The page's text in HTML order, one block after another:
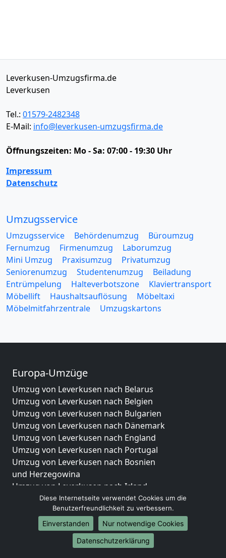
Leverkusen-Umzugsfirma.de
Leverkusen
Tel.: 01579-2482348
E-Mail: info@leverkusen-umzugsfirma.de
Öffnungszeiten: Mo - Sa: 07:00 - 19:30 Uhr
Impressum
Datenschutz
Umzugsservice
Umzugsservice Behördenumzug
Büroumzug
Fernumzug
Firmenumzug
Laborumzug
Mini Umzug
Praxisumzug
Privatumzug
Seniorenumzug
Studentenumzug
Beiladung
Entrümpelung
Halteverbotszone
Klaviertransport
Möbellift
Haushaltsauflösung
Möbeltaxi
Möbelmitfahrzentrale
Umzugskartons
Europa-Umzüge
Umzug von Leverkusen nach Belarus
Umzug von Leverkusen nach Belgien
Umzug von Leverkusen nach Bulgarien
Umzug von Leverkusen nach Dänemark
Umzug von Leverkusen nach England
Umzug von Leverkusen nach Portugal
Umzug von Leverkusen nach Bosnien
und Herzegowina
Umzug von Leverkusen nach Irland
Umzug von Leverkusen nach Lettland
Umzug von Leverkusen nach Zypern
Umzug von Leverkusen nach Kroatien
Umzug von Leverkusen nach Estland
Umzug von Leverkusen nach Finnland
Diese Internetseite verwendet Cookies um die
Benutzerfreundlichkeit zu verbessern.
Einverstanden
Nur notwendige Cookies
Datenschutzerklärung